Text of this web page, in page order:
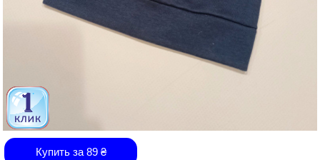
Купить за 89₴